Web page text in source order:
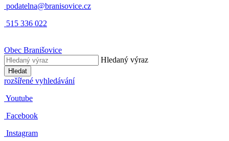
podatelna@branisovice.cz
515 336 022
Obec Branišovice
Hledaný výraz
Hledat
rozšířené vyhledávání
Youtube
Facebook
Instagram